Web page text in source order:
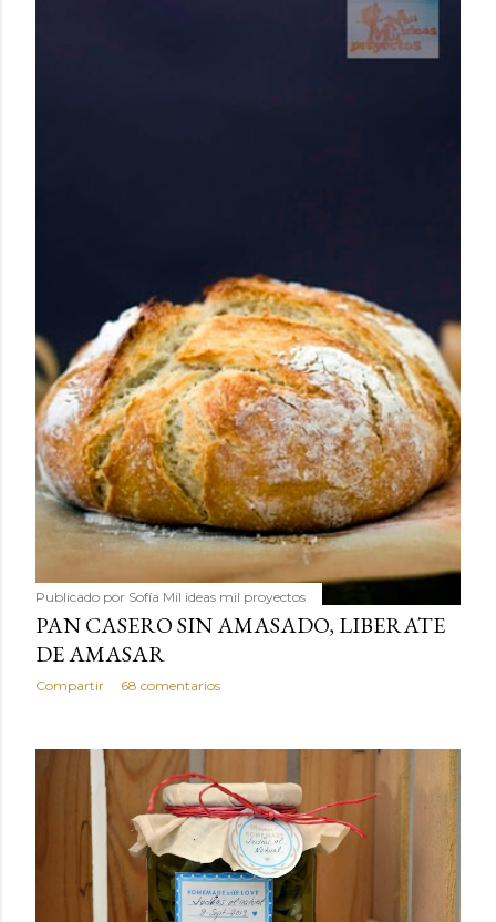
Publicado por Sofía Mil ideas mil proyectos
PAN CASERO SIN AMASADO, LIBERATE
DE AMASAR
Compartir 68 comentarios